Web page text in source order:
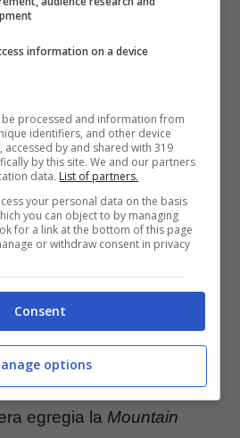
campo da
in secondo
scatto!
Stati Uniti sin da
non abbia avuto la
nel circuito golfistico
ha comunque
Il picco della sua
nel 2013 quando ha
egregia la Mountain
information on a device
processed and information from
identifiers, and other device
by and shared with 319
by this site. We and our partners
data. List of partners.
your personal data on the basis
you can object to by managing
for a link at the bottom of this page
or withdraw consent in privacy
Consent
options